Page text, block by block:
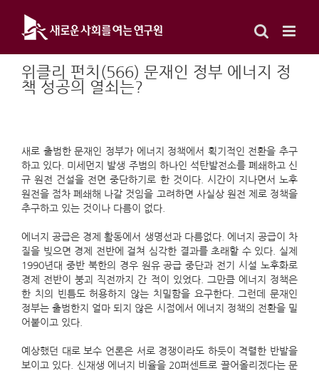
content
위클리 펀치(566) 문재인 정부 에너지 정
책 성공의 열쇠는?
새로 출범한 문재인 정부가 에너지 정책에서 획기적인 전환을 추구
하고 있다. 미세먼지 발생 주범의 하나인 석탄발전소를 폐쇄하고 신
규 원전 건설을 전면 중단하기로 한 것이다. 시간이 지나면서 노후
원전을 점차 폐쇄해 나갈 것임을 고려하면 사실상 원전 제로 정책을
추구하고 있는 것이나 다름이 없다.
에너지 공급은 경제 활동에서 생명선과 다름없다. 에너지 공급이 차
질을 빚으면 경제 전반에 걸쳐 심각한 결과를 초래할 수 있다. 실제
1990년대 중반 북한의 경우 원유 공급 중단과 전기 시설 노후화로
경제 전반이 붕괴 직전까지 간 적이 있었다. 그만큼 에너지 정책은
한 치의 빈틈도 허용하지 않는 치밀함을 요구한다. 그런데 문재인
정부는 출범한지 얼마 되지 않은 시점에서 에너지 정책의 전환을 밀
어붙이고 있다.
예상했던 대로 보수 언론은 서로 경쟁이라도 하듯이 격렬한 반발을
보이고 있다. 신재생 에너지 비율을 20퍼센트로 끌어올리겠다는 문